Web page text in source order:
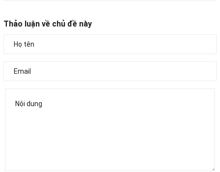
Thảo luận về chủ đề này